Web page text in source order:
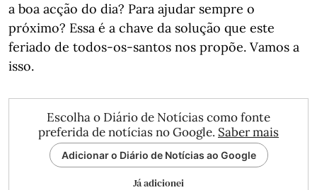
a boa acção do dia? Para ajudar sempre o
próximo? Essa é a chave da solução que este
feriado de todos-os-santos nos propõe. Vamos a
isso.
Escolha o Diário de Notícias como fonte
preferida de notícias no Google. Saber mais
Adicionar o Diário de Notícias ao Google
Já adicionei